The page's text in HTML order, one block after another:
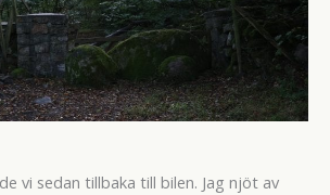
vi sedan tillbaka till bilen. Jag njöt av